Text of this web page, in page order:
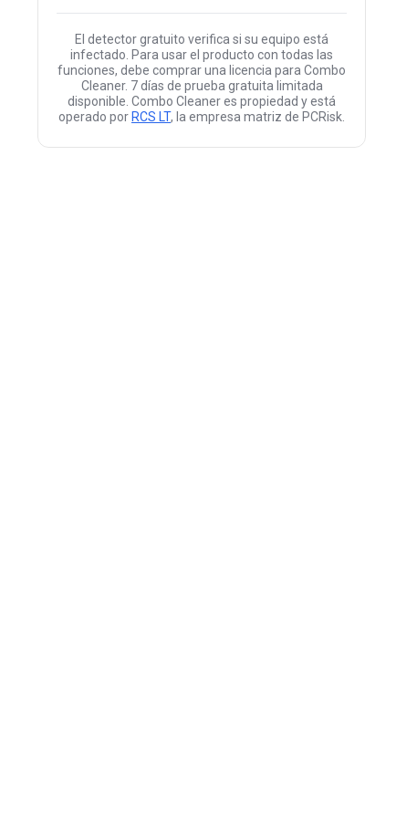
El detector gratuito verifica si su equipo está
infectado. Para usar el producto con todas las
funciones, debe comprar una licencia para Combo
Cleaner. 7 días de prueba gratuita limitada
disponible. Combo Cleaner es propiedad y está
operado por RCS LT, la empresa matriz de PCRisk.